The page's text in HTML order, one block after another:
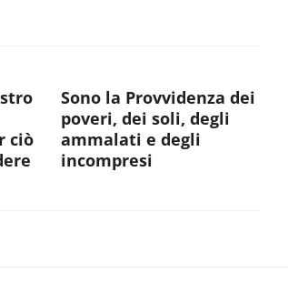
ciò
Sono la Provvidenza dei
poveri, dei soli, degli
ammalati e degli
incompresi